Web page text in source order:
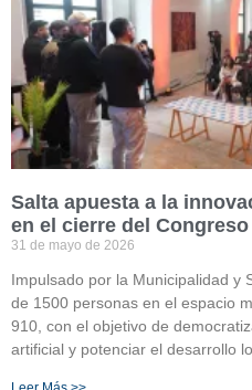
Salta apuesta a la
en el cierre del Congreso
31 de mayo de 2026
Impulsado por la Municipalidad y
de 1500 personas en el espacio
910, con el objetivo de
artificial y potenciar el desarrollo